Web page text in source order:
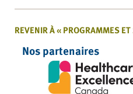
REVENIR À « PROGRAMMES
Nos partenaires